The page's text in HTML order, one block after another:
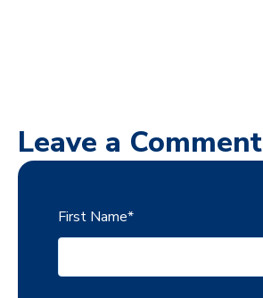
Leave a Comment
First Name*